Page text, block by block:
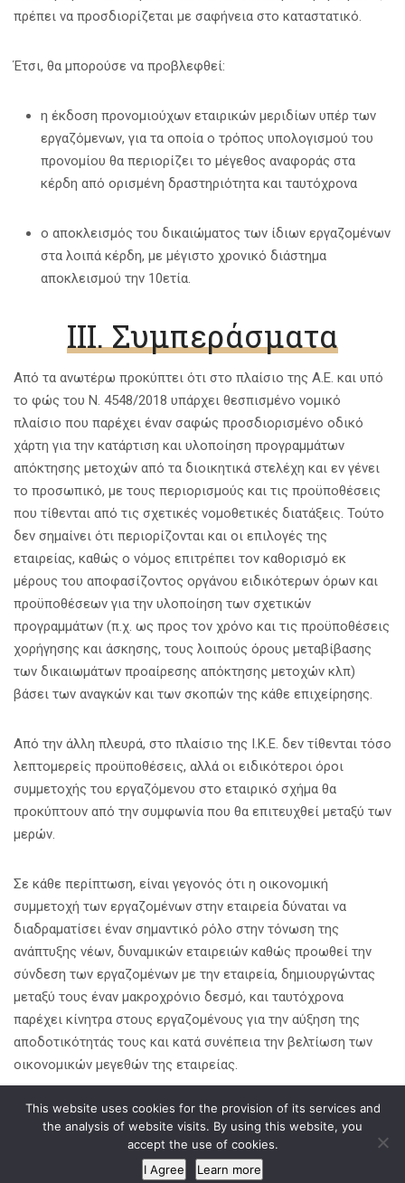
πρέπει να προσδιορίζεται με σαφήνεια στο καταστατικό.
Έτσι, θα μπορούσε να προβλεφθεί:
η έκδοση προνομιούχων εταιρικών μεριδίων υπέρ των
εργαζόμενων, για τα οποία ο τρόπος υπολογισμού του
προνομίου θα περιορίζει το μέγεθος αναφοράς στα
κέρδη από ορισμένη δραστηριότητα και ταυτόχρονα
ο αποκλεισμός του δικαιώματος των ίδιων εργαζομένων
στα λοιπά κέρδη, με μέγιστο χρονικό διάστημα
αποκλεισμού την 10ετία.
IΙΙ. Συμπεράσματα
Από τα ανωτέρω προκύπτει ότι στο πλαίσιο της Α.Ε. και υπό
το φώς του Ν. 4548/2018 υπάρχει θεσπισμένο νομικό
πλαίσιο που παρέχει έναν σαφώς προσδιορισμένο οδικό
χάρτη για την κατάρτιση και υλοποίηση προγραμμάτων
απόκτησης μετοχών από τα διοικητικά στελέχη και εν γένει
το προσωπικό, με τους περιορισμούς και τις προϋποθέσεις
που τίθενται από τις σχετικές νομοθετικές διατάξεις. Τούτο
δεν σημαίνει ότι περιορίζονται και οι επιλογές της
εταιρείας, καθώς ο νόμος επιτρέπει τον καθορισμό εκ
μέρους του αποφασίζοντος οργάνου ειδικότερων όρων και
προϋποθέσεων για την υλοποίηση των σχετικών
προγραμμάτων (π.χ. ως προς τον χρόνο και τις προϋποθέσεις
χορήγησης και άσκησης, τους λοιπούς όρους μεταβίβασης
των δικαιωμάτων προαίρεσης απόκτησης μετοχών κλπ)
βάσει των αναγκών και των σκοπών της κάθε επιχείρησης.
Από την άλλη πλευρά, στο πλαίσιο της Ι.Κ.Ε. δεν τίθενται τόσο
λεπτομερείς προϋποθέσεις, αλλά οι ειδικότεροι όροι
συμμετοχής του εργαζόμενου στο εταιρικό σχήμα θα
προκύπτουν από την συμφωνία που θα επιτευχθεί μεταξύ των
μερών.
Σε κάθε περίπτωση, είναι γεγονός ότι η οικονομική
συμμετοχή των εργαζομένων στην εταιρεία δύναται να
διαδραματίσει έναν σημαντικό ρόλο στην τόνωση της
ανάπτυξης νέων, δυναμικών εταιρειών καθώς προωθεί την
σύνδεση των εργαζομένων με την εταιρεία, δημιουργώντας
μεταξύ τους έναν μακροχρόνιο δεσμό, και ταυτόχρονα
παρέχει κίνητρα στους εργαζομένους για την αύξηση της
αποδοτικότητάς τους και κατά συνέπεια την βελτίωση των
οικονομικών μεγεθών της εταιρείας.
Κοινοποίηση σε
This website uses cookies for the provision of its services and
the analysis of website visits. By using this website, you
accept the use of cookies.
I Agree
Learn more